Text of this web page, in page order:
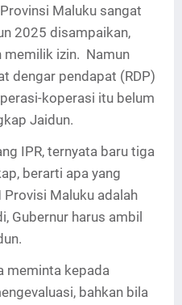
Maluku sangat
2025 disampaikan,
memilik izin. Namun
dengar pendapat (RDP)
koperasi itu belum
Jaidun.
IPR, ternyata baru tiga
berarti apa yang
Maluku adalah
Gubernur harus ambil
meminta kepada
bahkan bila